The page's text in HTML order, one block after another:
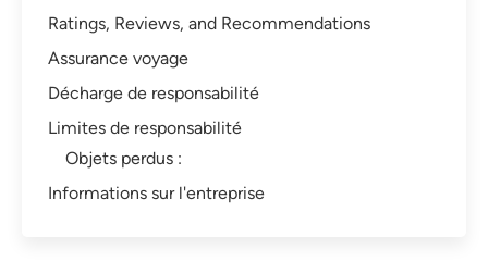
Ratings, Reviews, and Recommendations
Assurance voyage
Décharge de responsabilité
Limites de responsabilité
Objets perdus :
Informations sur l'entreprise